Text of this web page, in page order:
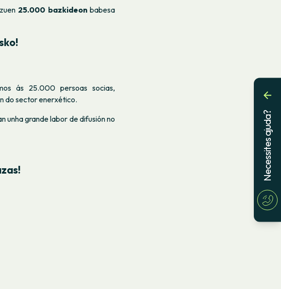
25.000 bazkideonbabesa
ás 25.000 persoas socias,
do sector enerxético.
unha grande labor de difusión no
Necessites ajuda?